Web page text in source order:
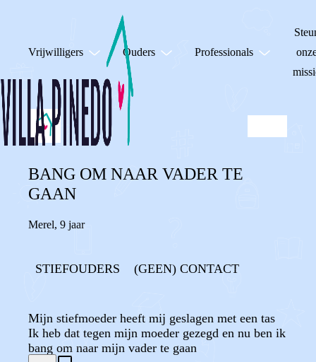
Vrijwilligers Ouders Professionals
BANG OM NAAR VADER TE
GAAN
Merel, 9 jaar
STIEFOUDERS (GEEN) CONTACT
Mijn stiefmoeder heeft mij geslagen met een tas
Ik heb dat tegen mijn moeder gezegd en nu ben ik
bang om naar mijn vader te gaan